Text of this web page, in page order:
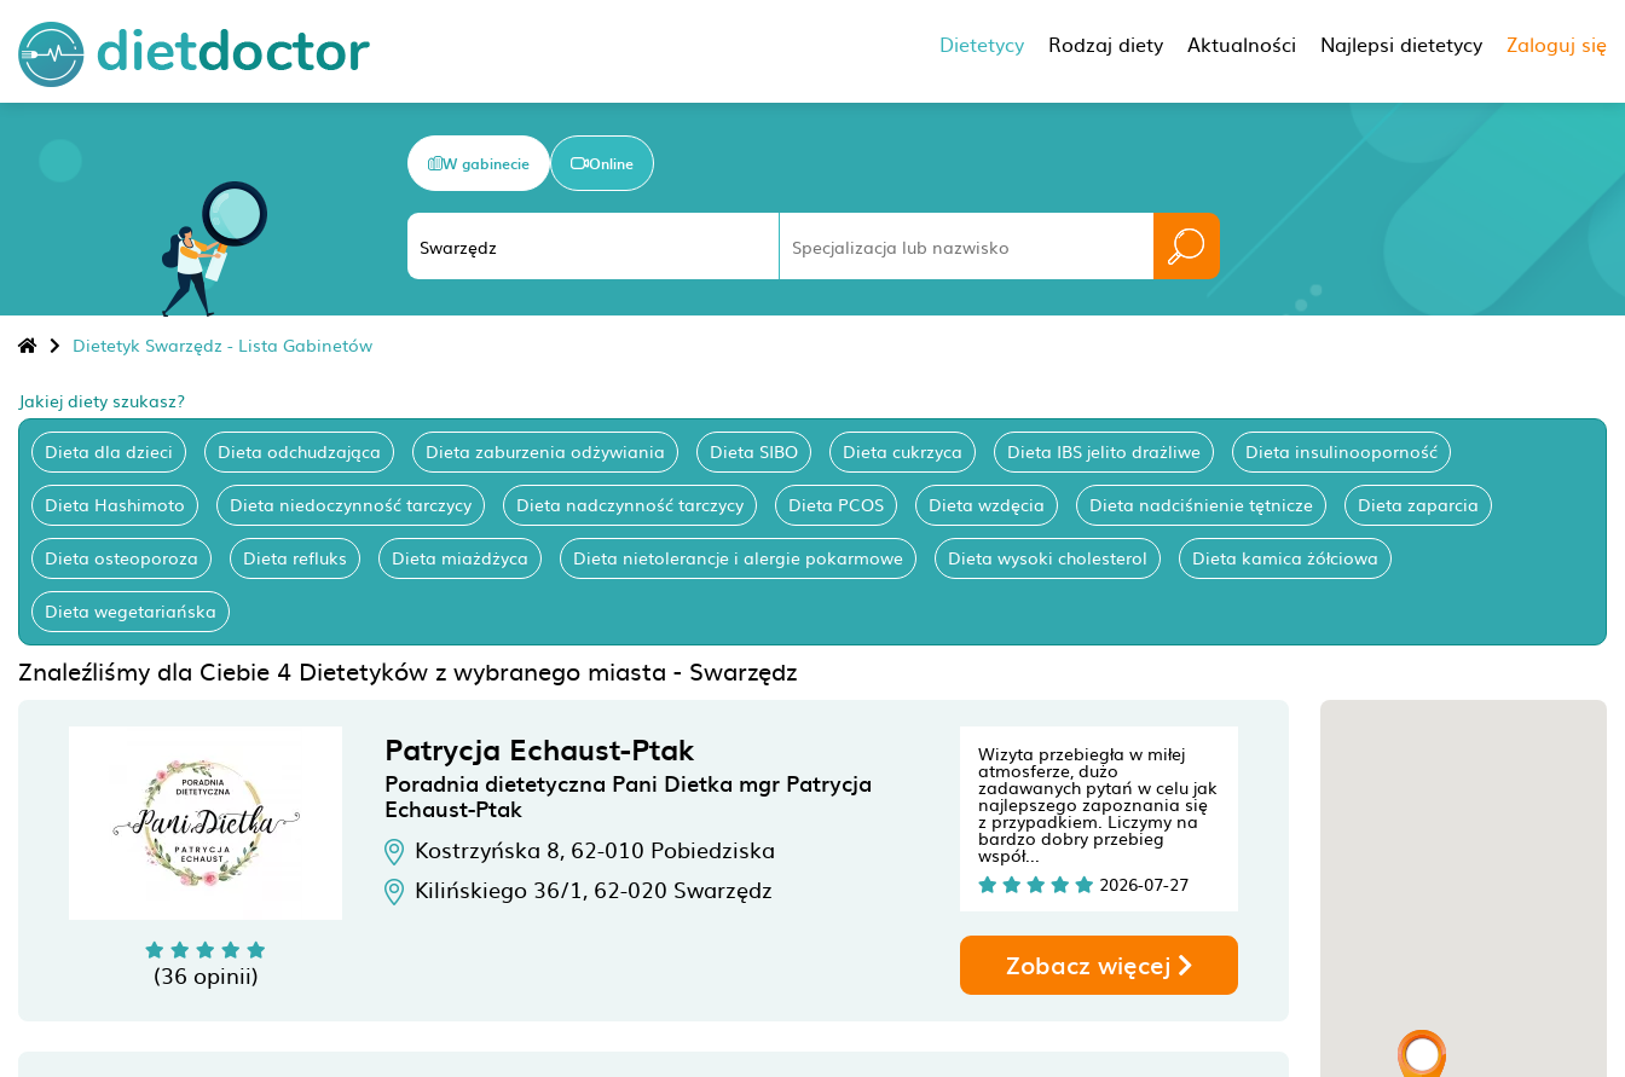
Dietetycy Rodzaj diety Aktualności Najlepsi dietetycy Zaloguj się
W gabinecie Online
Dietetyk Swarzędz - Lista Gabinetów
Jakiej diety szukasz?
Dieta dla dzieci Dieta odchudzająca Dieta zaburzenia odżywiania Dieta SIBO Dieta cukrzyca Dieta IBS jelito drażliwe Dieta insulinooporność
Dieta Hashimoto Dieta niedoczynność tarczycy Dieta nadczynność tarczycy Dieta PCOS Dieta wzdęcia Dieta nadciśnienie tętnicze Dieta zaparcia
Dieta osteoporoza Dieta refluks Dieta miażdżyca Dieta nietolerancje i alergie pokarmowe Dieta wysoki cholesterol Dieta kamica żółciowa
Dieta wegetariańska
Znaleźliśmy dla Ciebie 4 Dietetyków z wybranego miasta - Swarzędz
(36 opinii)
Patrycja Echaust-Ptak
Poradnia dietetyczna Pani Dietka mgr Patrycja
Echaust-Ptak
Kostrzyńska 8, 62-010 Pobiedziska
Kilińskiego 36/1, 62-020 Swarzędz
Wizyta przebiegła w miłej
atmosferze, dużo
zadawanych pytań w celu jak
najlepszego zapoznania się
z przypadkiem. Liczymy na
bardzo dobry przebieg
współ...
2026-07-27
Zobacz więcej